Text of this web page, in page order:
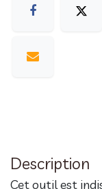
Description
Cet outil est